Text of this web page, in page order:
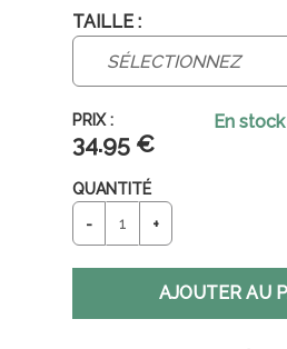
TAILLE :
34.95 €
En stock
QUANTITÉ